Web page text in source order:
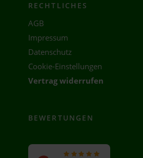
RECHTLICHES
AGB
Impressum
Datenschutz
Cookie-Einstellungen
Vertrag widerrufen
BEWERTUNGEN